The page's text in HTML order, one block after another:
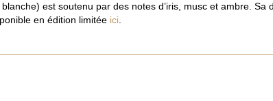
est soutenu par des notes d’iris, musc et ambre. Sa
en édition limitée ici